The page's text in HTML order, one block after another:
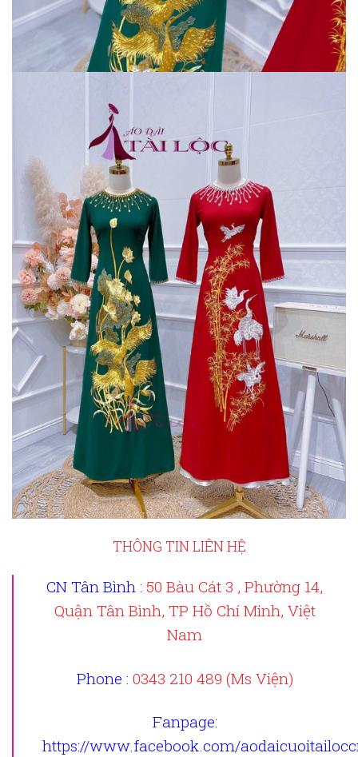
THÔNG TIN LIÊN HỆ
CN Tân Bình : 50 Bàu Cát 3 , Phường 14,
Quận Tân Bình, TP Hồ Chí Minh, Việt
Nam
Phone : 0343 210 489 (Ms Viện)
Fanpage:
https://www.facebook.com/